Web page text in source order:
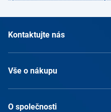
Kontaktujte nás
Vše o nákupu
O společnosti